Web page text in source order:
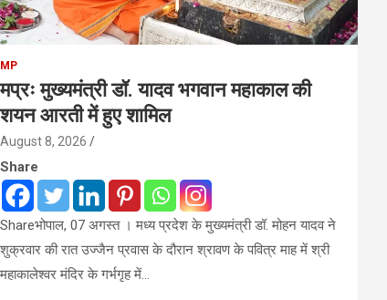
MP
मप्रः मुख्यमंत्री डॉ. यादव भगवान महाकाल की
शयन आरती में हुए शामिल
August 8, 2026
Share
Shareभोपाल, 07 अगस्त । मध्य प्रदेश के मुख्यमंत्री डॉ. मोहन यादव ने
शुक्रवार की रात उज्जैन प्रवास के दौरान श्रावण के पवित्र माह में श्री
महाकालेश्‍वर मंदिर के गर्भगृह में…